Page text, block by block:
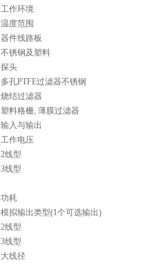
工作环境
温度范围
器件线路板
不锈钢及塑料
探头
多孔PTFE过滤器不锈钢
烧结过滤器
塑料格栅, 薄膜过滤器
输入与输出
工作电压
2线型
3线型
功耗
模拟输出类型(1个可选输出)
2线型
3线型
大线径